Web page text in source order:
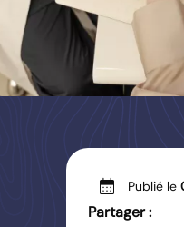
calendar_month Publié le
Partager :